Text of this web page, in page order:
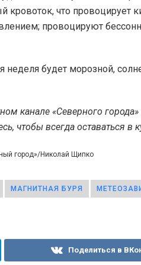
кровоток, что провоцирует
провоцируют
неделя будет морозной,
канале «Северного
чтобы всегда оставаться в
город»/Николай Щипко
МАГНИТНАЯ БУРЯ
Поделиться в